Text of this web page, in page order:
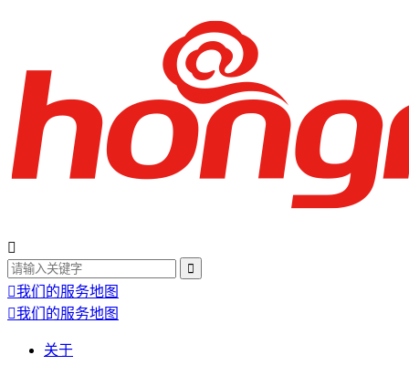
我们的服务地图
我们的服务地图
关于